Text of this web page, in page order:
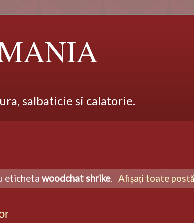
salbaticie si calatorie.
etichetawoodchat shrike. Afișați toate